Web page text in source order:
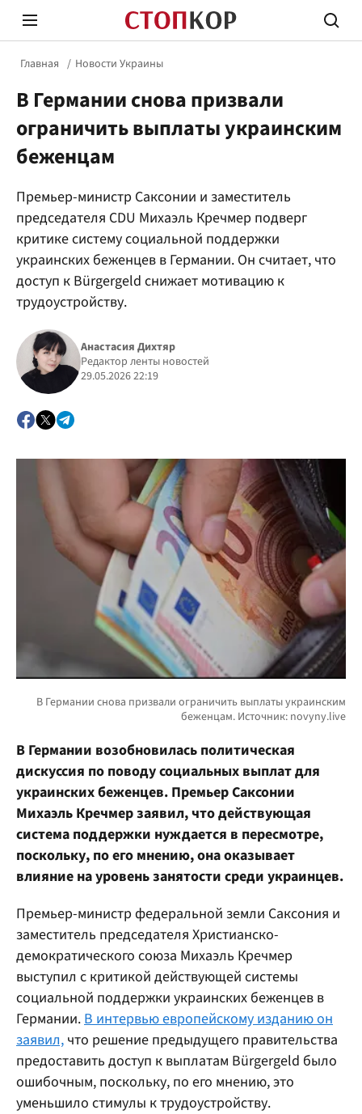
Политика
Главная Новости Украины
В Германии снова призвали
ограничить выплаты украинским
беженцам
Премьер-министр Саксонии и заместитель
председателя CDU Михаэль Кречмер подверг
критике систему социальной поддержки
украинских беженцев в Германии. Он считает, что
доступ к Bürgergeld снижает мотивацию к
трудоустройству.
Анастасия Дихтяр
Редактор ленты новостей
29.05.2026 22:19
В Германии возобновилась политическая
дискуссия по поводу социальных выплат для
украинских беженцев. Премьер Саксонии
Михаэль Кречмер заявил, что действующая
система поддержки нуждается в пересмотре,
поскольку, по его мнению, она оказывает
влияние на уровень занятости среди украинцев.
Премьер-министр федеральной земли Саксония и
заместитель председателя Христианско-
демократического союза Михаэль Кречмер
выступил с критикой действующей системы
социальной поддержки украинских беженцев в
Германии. В интервью европейскому изданию он
заявил, что решение предыдущего правительства
предоставить доступ к выплатам Bürgergeld было
ошибочным, поскольку, по его мнению, это
уменьшило стимулы к трудоустройству.